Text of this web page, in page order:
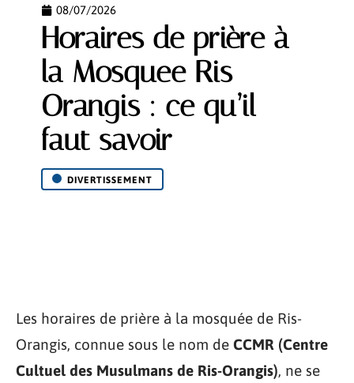
08/07/2026
Horaires de prière à
la Mosquee Ris
Orangis : ce qu’il
faut savoir
DIVERTISSEMENT
Les horaires de prière à la mosquée de Ris-
Orangis, connue sous le nom de CCMR (Centre
Cultuel des Musulmans de Ris-Orangis), ne se